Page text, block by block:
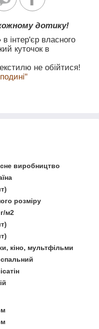
дотику!
інтер'єр власного
куточок в
не обійтися!
виробництво
розміру
м2
кіно, мультфільми